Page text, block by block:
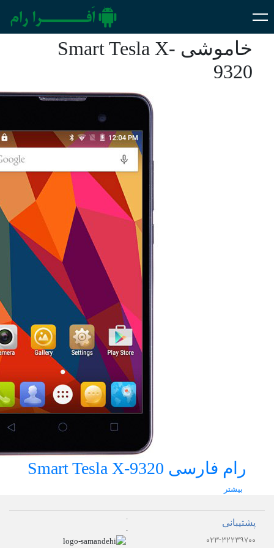
خاموشی Smart Tesla X-
9320
رام فارسی Smart Tesla X-9320
بیشتر
پشتیبانی
۰۲۳-۳۲۲۳۹۷۰۰
.
.